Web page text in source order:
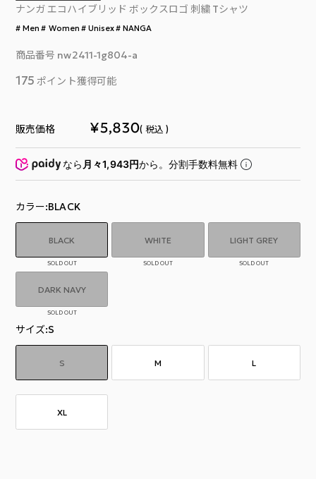
ナンガ エコハイブリッド ボックスロゴ 刺繍 Tシャツ
Men Women Unisex NANGA
商品番号 nw2411-1g804-a
175 ポイント獲得可能
販売価格 ¥5,830 税込
なら 月々1,943円から。分割手数料無料
カラー BLACK
BLACK
SOLD OUT
WHITE
SOLD OUT
LIGHT GREY
SOLD OUT
DARK NAVY
SOLD OUT
サイズ S
S M L
XL